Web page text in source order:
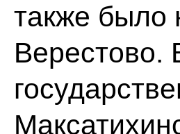
также было
Верестово.